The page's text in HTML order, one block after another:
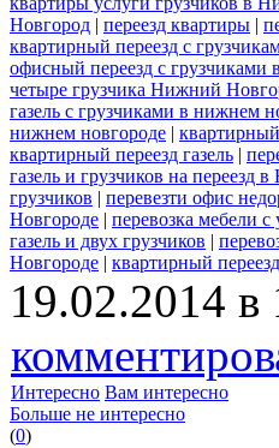
Новгород | переезд квартиры |
квартирный переезд с
офисный переезд с грузчиками
четыре грузчика Нижний
газель с грузчиками в нижнем
нижнем новгороде | квартирный
квартирный переезд газель |
газель и грузчиков на переезд
грузчиков | перевезти офис
Новгороде | перевозка мебели с
газель и двух грузчиков |
Новгороде | квартирный
19.02.2014 в
Интересно Вам интересно
Больше не интересно
(0)